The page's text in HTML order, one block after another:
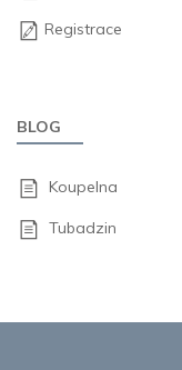
Registrace
BLOG
Koupelna
Tubadzin